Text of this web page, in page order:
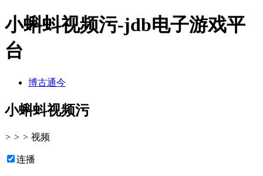
小蝌蚪视频污-jdb电子游戏平
台
博古通今
小蝌蚪视频污
> > > 视频
连播